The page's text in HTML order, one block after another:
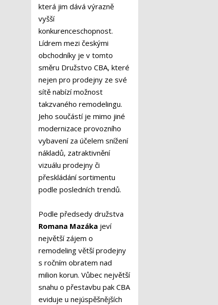
která jim dává výrazně
vyšší
konkurenceschopnost.
Lídrem mezi českými
obchodníky je v tomto
směru Družstvo CBA, které
nejen pro prodejny ze své
sítě nabízí možnost
takzvaného remodelingu.
Jeho součástí je mimo jiné
modernizace provozního
vybavení za účelem snížení
nákladů, zatraktivnění
vizuálu prodejny či
přeskládání sortimentu
podle posledních trendů.
Podle předsedy družstva
Romana Mazáka jeví
největší zájem o
remodeling větší prodejny
s ročním obratem nad
milion korun. Vůbec největší
snahu o přestavbu pak CBA
eviduje u nejúspěšnějších